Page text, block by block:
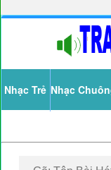
Nhạc Trẻ Nhạc